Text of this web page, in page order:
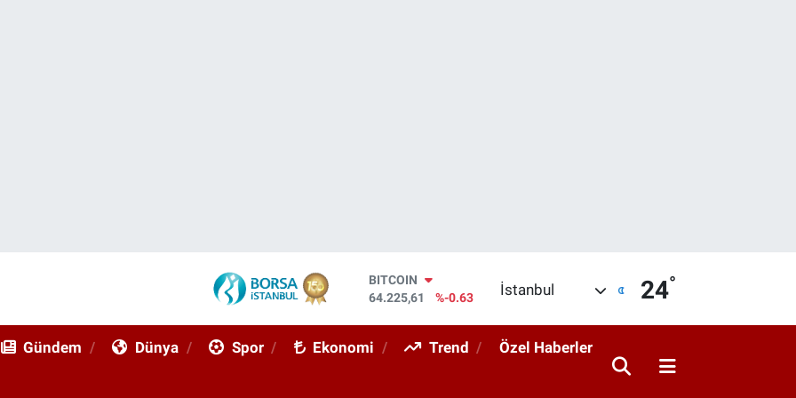
DOLAR
47,6704
%0
STERLİN
İstanbul 24°
Gündem Dünya Spor Ekonomi Trend Özel Haberler